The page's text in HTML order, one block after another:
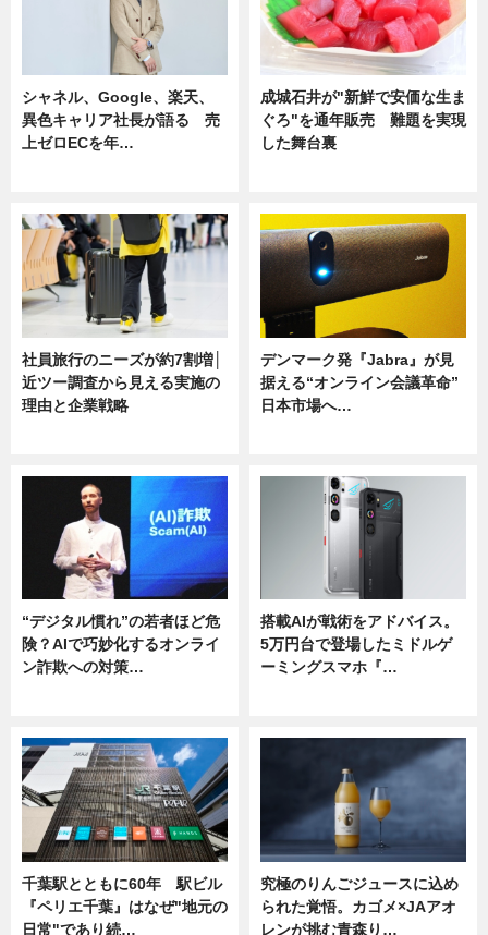
シャネル、Google、楽天、
異色キャリア社長が語る 売
上ゼロECを年…
成城石井が"新鮮で安価な生ま
ぐろ"を通年販売 難題を実現
した舞台裏
社員旅行のニーズが約7割増│
近ツー調査から見える実施の
理由と企業戦略
デンマーク発『Jabra』が見
据える“オンライン会議革命”
日本市場へ…
“デジタル慣れ”の若者ほど危
険？AIで巧妙化するオンライ
ン詐欺への対策…
搭載AIが戦術をアドバイス。
5万円台で登場したミドルゲ
ーミングスマホ『…
千葉駅とともに60年 駅ビル
『ペリエ千葉』はなぜ"地元の
日常"であり続…
究極のりんごジュースに込め
られた覚悟。カゴメ×JAアオ
レンが挑む青森り…